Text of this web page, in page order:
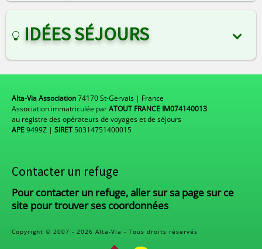
IDÉES SÉJOURS
Alta-Via Association74170 St-Gervais | France
Association immatriculée parATOUT FRANCE IM074140013
au registre des opérateurs de voyages et de séjours
APE9499Z | SIRET50314751400015
Contacter un refuge
Pour contacter un refuge, aller sur sa page sur ce
site pour trouver ses coordonnées
Copyright © 2007 - 2026 Alta-Via - Tous droits réservés